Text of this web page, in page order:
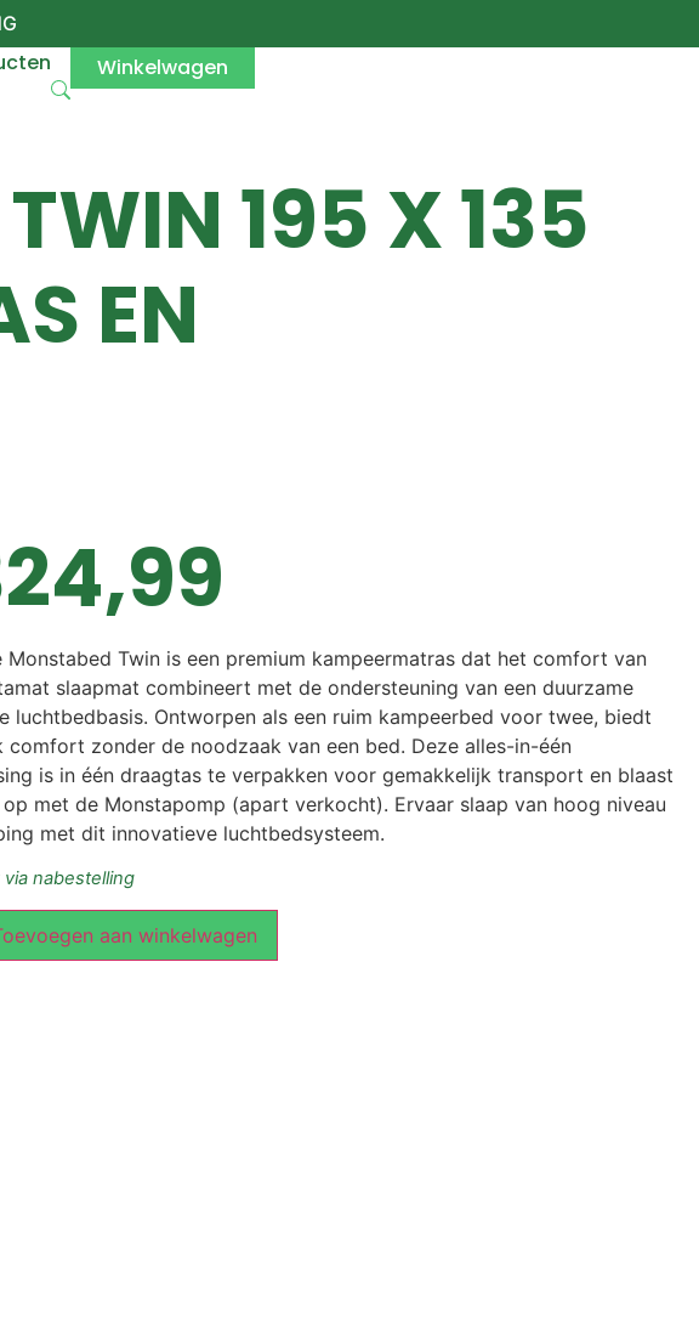
Winkelwagen
195 X 135
EN
Monstabed Twin is een premium kampeermatras dat het comfort van
slaapmat combineert met de ondersteuning van een duurzame
luchtbedbasis. Ontworpen als een ruim kampeerbed voor twee, biedt
comfort zonder de noodzaak van een bed. Deze alles-in-één
is in één draagtas te verpakken voor gemakkelijk transport en blaast
met de Monstapomp (apart verkocht). Ervaar slaap van hoog niveau
met dit innovatieve luchtbedsysteem.
nabestelling
aan winkelwagen